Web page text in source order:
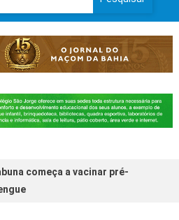
começa a vacinar pré-